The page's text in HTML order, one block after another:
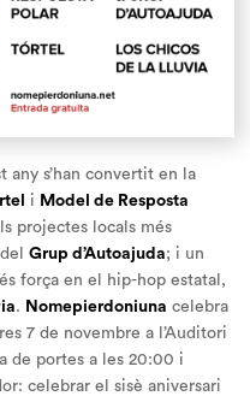
any s’han convertit en la
i Model de Resposta
projectes locals més
Grup d’Autoajuda; i un
força en el hip-hop estatal,
. Nomepierdoniuna celebra
7 de novembre a l’Auditori
de portes a les 20:00 i
celebrar el sisè aniversari